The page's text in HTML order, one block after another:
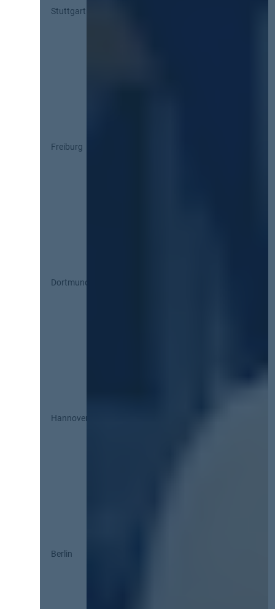
Stuttgart
Freiburg
Dortmund
Hannover
Berlin